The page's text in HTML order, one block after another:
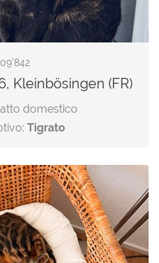
Kleinbösingen (FR)
domestico
Tigrato